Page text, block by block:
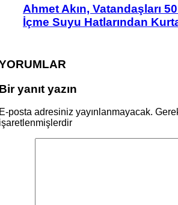
Ahmet Akın, Vatandaşları
İçme Suyu Hatlarından
yanıt yazın
posta adresiniz yayınlanmayacak.